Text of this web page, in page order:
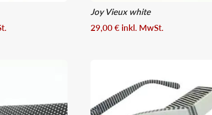
Joy Vieux white
29,00€ inkl. MwSt.